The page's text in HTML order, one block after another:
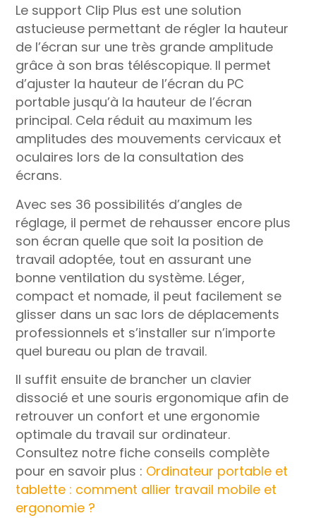
Le support Clip Plus est une solution
astucieuse permettant de régler la hauteur
de l’écran sur une très grande amplitude
grâce à son bras téléscopique. Il permet
d’ajuster la hauteur de l’écran du PC
portable jusqu’à la hauteur de l’écran
principal. Cela réduit au maximum les
amplitudes des mouvements cervicaux et
oculaires lors de la consultation des
écrans.
Avec ses 36 possibilités d’angles de
réglage, il permet de rehausser encore plus
son écran quelle que soit la position de
travail adoptée, tout en assurant une
bonne ventilation du système. Léger,
compact et nomade, il peut facilement se
glisser dans un sac lors de déplacements
professionnels et s’installer sur n’importe
quel bureau ou plan de travail.
Il suffit ensuite de brancher un clavier
dissocié et une souris ergonomique afin de
retrouver un confort et une ergonomie
optimale du travail sur ordinateur.
Consultez notre fiche conseils complète
pour en savoir plus : Ordinateur portable et
tablette : comment allier travail mobile et
ergonomie ?